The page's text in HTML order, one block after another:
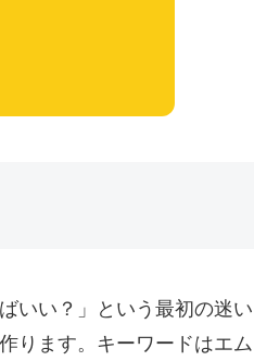
いい？」という最初の迷い
ります。キーワードはエム